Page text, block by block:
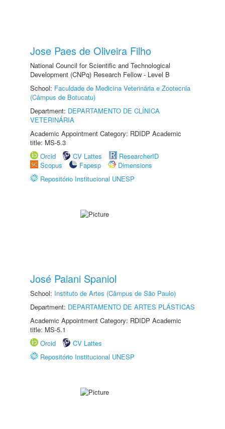
Jose Paes de Oliveira Filho
National Council for Scientific and Technological
Development (CNPq) Research Fellow - Level B
School: Faculdade de Medicina Veterinária e Zootecnia
(Câmpus de Botucatu)
Department: DEPARTAMENTO DE CLÍNICA
VETERINÁRIA
Academic Appointment Category: RDIDP Academic
title: MS-5.3
Orcid
CV Lattes
ResearcherID
Scopus
Fapesp
Dimensions
Repositório Institucional UNESP
José Paiani Spaniol
School: Instituto de Artes (Câmpus de São Paulo)
Department: DEPARTAMENTO DE ARTES PLÁSTICAS
Academic Appointment Category: RDIDP Academic
title: MS-5.1
Orcid
CV Lattes
Repositório Institucional UNESP